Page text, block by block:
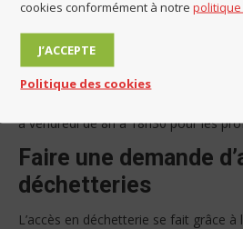
Déchetterie de Vétraz-Monthoux
Rue Germain Sommeiller.
Seule déchetterie acceptant les
à vendredi de 8h à 18h30 pour les
Faire une demande
déchetteries
L’accès en déchetterie se fait grâce
cookies conformément à notre
J’ACCEPTE
Politique des cookies